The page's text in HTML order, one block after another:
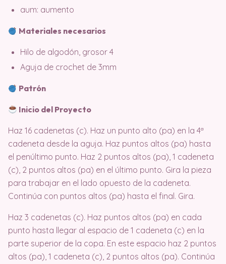
aum: aumento
Materiales necesarios
Hilo de algodón, grosor 4
Aguja de crochet de 3mm
Patrón
Inicio del Proyecto
Haz 16 cadenetas (c). Haz un punto alto (pa) en la 4ª
cadeneta desde la aguja. Haz puntos altos (pa) hasta
el penúltimo punto. Haz 2 puntos altos (pa), 1 cadeneta
(c), 2 puntos altos (pa) en el último punto. Gira la pieza
para trabajar en el lado opuesto de la cadeneta.
Continúa con puntos altos (pa) hasta el final. Gira.
Haz 3 cadenetas (c). Haz puntos altos (pa) en cada
punto hasta llegar al espacio de 1 cadeneta (c) en la
parte superior de la copa. En este espacio haz 2 puntos
altos (pa), 1 cadeneta (c), 2 puntos altos (pa). Continúa